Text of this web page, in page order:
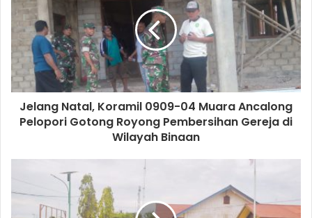
Jelang Natal, Koramil 0909-04 Muara Ancalong
Pelopori Gotong Royong Pembersihan Gereja di
Wilayah Binaan